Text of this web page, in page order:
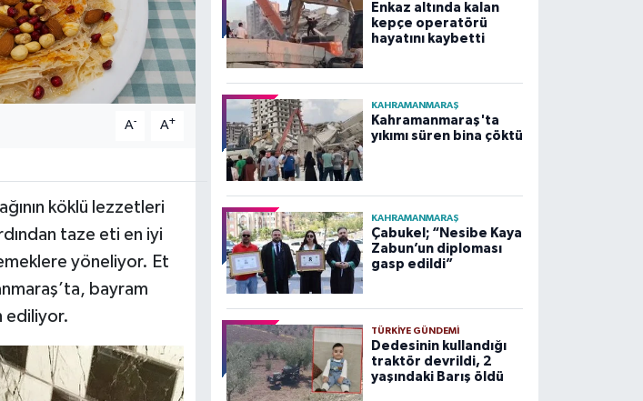
A- A+
köklü lezzetleri
taze eti en iyi
yöneliyor. Et
bayram
ediliyor.
Enkaz altında kalan
kepçe operatörü
hayatını kaybetti
KAHRAMANMARAŞ
Kahramanmaraş'ta
yıkımı süren bina çöktü
KAHRAMANMARAŞ
Çabukel; “Nesibe Kaya
Zabun’un diploması
gasp edildi”
TÜRKIYE GÜNDEMI
Dedesinin kullandığı
traktör devrildi, 2
yaşındaki Barış öldü